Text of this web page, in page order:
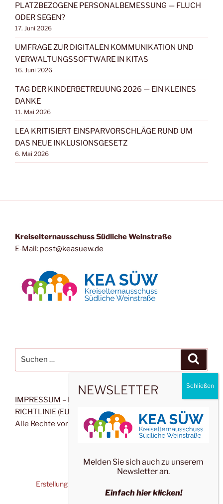
PLATZBEZOGENE PERSONALBEMESSUNG — FLUCH
ODER SEGEN?
17. Juni 2026
UMFRAGE ZUR DIGITALEN KOMMUNIKATION UND
VERWALTUNGSSOFTWARE IN KITAS
16. Juni 2026
TAG DER KINDERBETREUUNG 2026 — EIN KLEINES
DANKE
11. Mai 2026
LEA KRITISIERT EINSPARVORSCHLÄGE RUND UM
DAS NEUE INKLUSIONSGESETZ
6. Mai 2026
Kreis­eltern­aus­schuss Süd­li­che Weinstraße
E‑Mail: post@keasuew.de
nach:
IMPRESSUM – DATENSCHUTZERKLÄRUNG
COOKIE-
RICHTLINIE (EU)
SITEMAP– INTERN– Copy­right ©
Alle Rech­te vorbehalten
Erstellung der Website durch PFALZ. KONZEPT.
NEWSLETTER
Melden Sie sich auch zu unserem
Newsletter an.
Einfach hier klicken!